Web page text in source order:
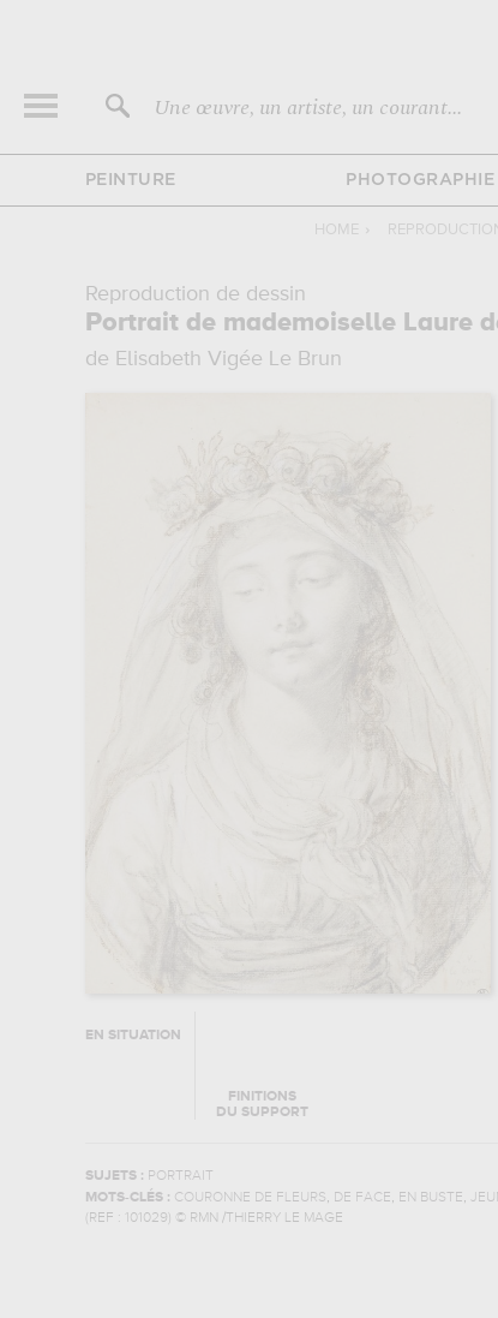
Une œuvre, un artiste, un courant...
PEINTURE PHOTOGRAPHIE
HOME ›
Reproduction de dessin
Portrait de mademoiselle Laure
de Elisabeth Vigée Le Brun
EN SITUATION
FINITIONS
DU SUPPORT
SUJETS : PORTRAIT
MOTS-CLÉS : COURONNE DE FLEURS, DE FACE, EN BUSTE,
(REF :
101029) © RMN /THIERRY LE MAGE